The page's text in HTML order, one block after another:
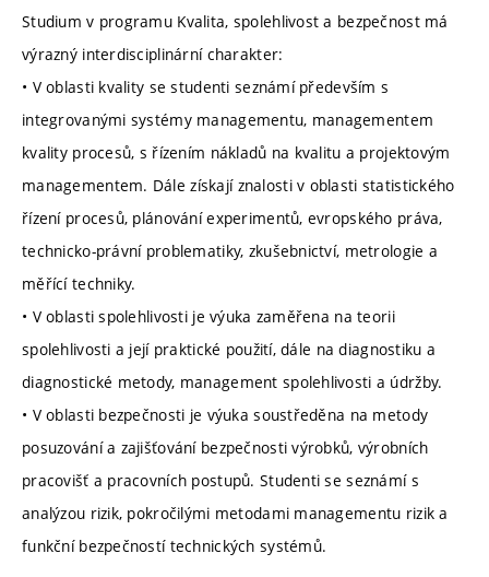
Studium v programu Kvalita, spolehlivost a bezpečnost má
výrazný interdisciplinární charakter:
• V oblasti kvality se studenti seznámí především s
integrovanými systémy managementu, managementem
kvality procesů, s řízením nákladů na kvalitu a projektovým
managementem. Dále získají znalosti v oblasti statistického
řízení procesů, plánování experimentů, evropského práva,
technicko-právní problematiky, zkušebnictví, metrologie a
měřící techniky.
• V oblasti spolehlivosti je výuka zaměřena na teorii
spolehlivosti a její praktické použití, dále na diagnostiku a
diagnostické metody, management spolehlivosti a údržby.
• V oblasti bezpečnosti je výuka soustředěna na metody
posuzování a zajišťování bezpečnosti výrobků, výrobních
pracovišť a pracovních postupů. Studenti se seznámí s
analýzou rizik, pokročilými metodami managementu rizik a
funkční bezpečností technických systémů.